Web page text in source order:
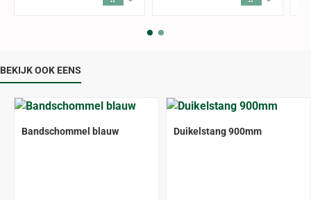
BEKIJK OOK EENS
Bandschommel blauw Duikelstang 900mm